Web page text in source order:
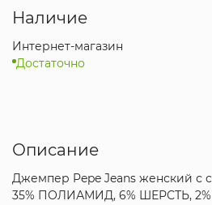
Наличие
Интернет-магазин
Достаточно
Описание
Джемпер Pepe Jeans женский с
35% ПОЛИАМИД, 6% ШЕРСТЬ,